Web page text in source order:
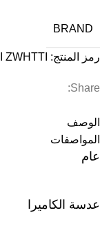
BRAND
رمز المنتج: ZWHTTI
Share:
الوصف
المواصفات
عام
عدسة الكاميرا